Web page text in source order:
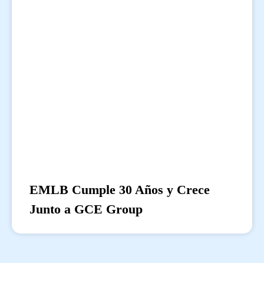
EMLB Cumple 30 Años y Crece
Junto a GCE Group